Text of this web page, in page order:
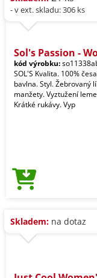
- v ext. skladu: 306 ks
Sol's Passion -
kód výrobku:
SOL'S Kvalita. 100%
bavlna. Styl. Žebrovaný
manžety. Vyztužení
Krátké rukávy. Vyp
Skladem: na dotaz